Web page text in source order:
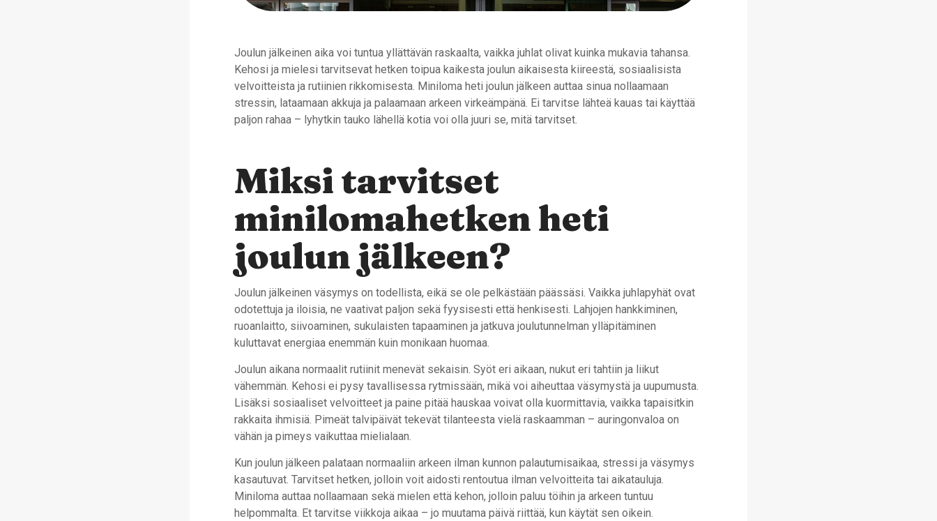
Joulun jälkeinen aika voi tuntua yllättävän raskaalta, vaikka juhlat olivat kuinka mukavia tahansa.
Kehosi ja mielesi tarvitsevat hetken toipua kaikesta joulun aikaisesta kiireestä, sosiaalisista
velvoitteista ja rutiinien rikkomisesta. Miniloma heti joulun jälkeen auttaa sinua nollaamaan
stressin, lataamaan akkuja ja palaamaan arkeen virkeämpänä. Ei tarvitse lähteä kauas tai käyttää
paljon rahaa – lyhytkin tauko lähellä kotia voi olla juuri se, mitä tarvitset.
Miksi tarvitset
minilomahetken heti
joulun jälkeen?
Joulun jälkeinen väsymys on todellista, eikä se ole pelkästään päässäsi. Vaikka juhlapyhät ovat
odotettuja ja iloisia, ne vaativat paljon sekä fyysisesti että henkisesti. Lahjojen hankkiminen,
ruoanlaitto, siivoaminen, sukulaisten tapaaminen ja jatkuva joulutunnelman ylläpitäminen
kuluttavat energiaa enemmän kuin monikaan huomaa.
Joulun aikana normaalit rutiinit menevät sekaisin. Syöt eri aikaan, nukut eri tahtiin ja liikut
vähemmän. Kehosi ei pysy tavallisessa rytmissään, mikä voi aiheuttaa väsymystä ja uupumusta.
Lisäksi sosiaaliset velvoitteet ja paine pitää hauskaa voivat olla kuormittavia, vaikka tapaisitkin
rakkaita ihmisiä. Pimeät talvipäivät tekevät tilanteesta vielä raskaamman – auringonvaloa on
vähän ja pimeys vaikuttaa mielialaan.
Kun joulun jälkeen palataan normaaliin arkeen ilman kunnon palautumisaikaa, stressi ja väsymys
kasautuvat. Tarvitset hetken, jolloin voit aidosti rentoutua ilman velvoitteita tai aikatauluja.
Miniloma auttaa nollaamaan sekä mielen että kehon, jolloin paluu töihin ja arkeen tuntuu
helpommalta. Et tarvitse viikkoja aikaa – jo muutama päivä riittää, kun käytät sen oikein.